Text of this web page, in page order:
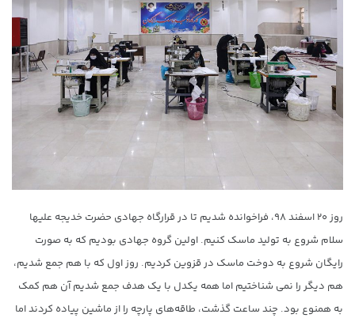
روز ۲۰ اسفند ۹۸، فراخوانده شدیم تا در قرارگاه جهادی حضرت خديجه عليها
سلام شروع به تولید ماسک کنیم. اولین گروه جهادی بودیم که به صورت
رایگان شروع به دوخت ماسک در قزوین کردیم. روز اول که با هم جمع شدیم،
هم دیگر را نمی شناختیم اما همه یکدل با یک هدف جمع شدیم آن هم کمک
به همنوع بود. چند ساعت گذشت، طاقه‌های پارچه را از ماشین پیاده کردند اما